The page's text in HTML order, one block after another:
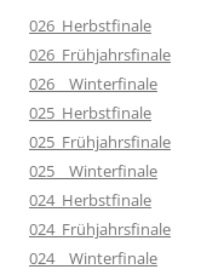
026_Herbstfinale
026_Frühjahrsfinale
026__Winterfinale
025_Herbstfinale
025_Frühjahrsfinale
025__Winterfinale
024_Herbstfinale
024_Frühjahrsfinale
024__Winterfinale